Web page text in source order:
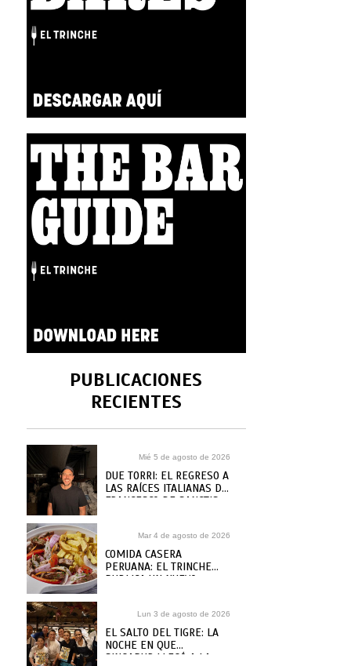
PUBLICACIONES
RECIENTES
Mié 5 de agosto de 2026
DUE TORRI: EL REGRESO A
LAS RAÍCES ITALIANAS DE
FRANCESCO DE SANCTIS
Mar 4 de agosto de 2026
COMIDA CASERA
PERUANA: EL TRINCHE
PUBLICA UN NUEVO
Lun 3 de agosto de 2026
EL SALTO DEL TIGRE: LA
NOCHE EN QUE
SINGAPUR LLEGÓ A LA